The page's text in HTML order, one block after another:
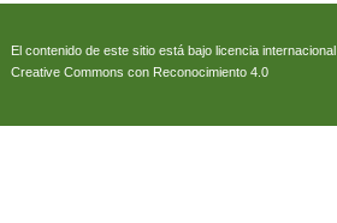
El contenido de este sitio está bajo licencia internacional
Creative Commons con Reconocimiento 4.0